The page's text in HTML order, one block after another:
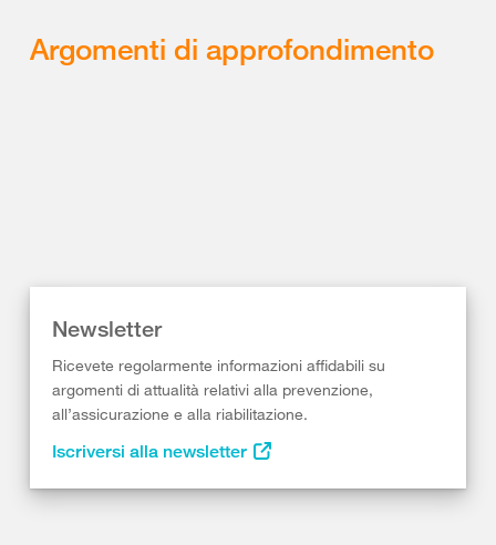
Argomenti di approfondimento
Newsletter
Ricevete regolarmente informazioni affidabili su
argomenti di attualità relativi alla prevenzione,
all’assicurazione e alla riabilitazione.
Iscriversi alla newsletter